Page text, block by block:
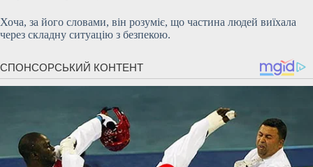
Хоча, за його словами, він розуміє, що частина людей виїхала
через складну ситуацію з безпекою.